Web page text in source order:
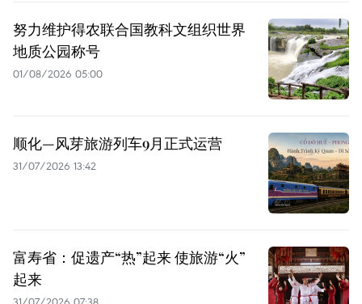
努力维护得农联合国教科文组织世界
地质公园称号
01/08/2026 05:00
顺化—风芽旅游列车9月正式运营
31/07/2026 13:42
富寿省：促遗产“热”起来 使旅游“火”
起来